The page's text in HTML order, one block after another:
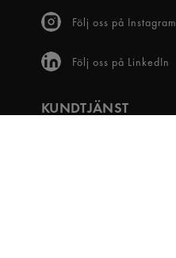
Följ oss på Instagram
Följ oss på LinkedIn
KUNDTJÄNST